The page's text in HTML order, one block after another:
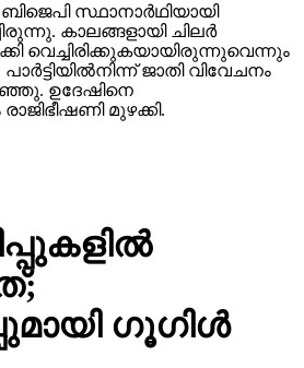
സ്ഥാനാര്‍ഥിയായി
കാലങ്ങളായി ചിലര്‍
വെച്ചിരിക്കുകയായിരുന്നുവെന്നും
ജാതി വിവേചനം
ഉദേഷിനെ
മുഴക്കി.
ഗൂഗിള്‍